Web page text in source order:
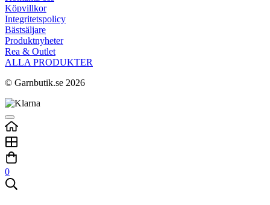
Köpvillkor
Integritetspolicy
Bästsäljare
Produktnyheter
Rea & Outlet
ALLA PRODUKTER
© Garnbutik.se 2026
0